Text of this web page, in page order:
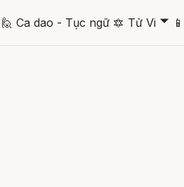
🙋 Ca dao - Tục ngữ 🔯 Tử Vi 🞃 📱